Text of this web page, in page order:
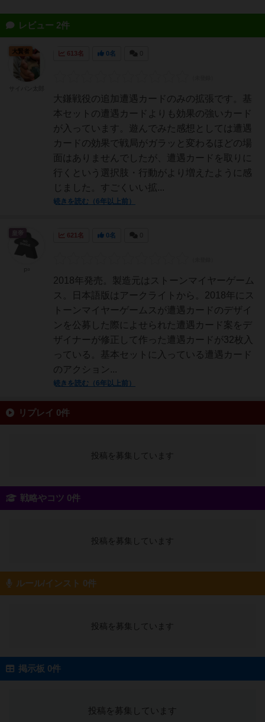
レビュー 2件
613名 0名
大鎌戦役の追加遭遇カードのみの拡張です。基
本セットの遭遇カードよりも効果の強いカード
が入っています。遊んでみた感想としては遭遇
カードの効果で戦局がガラッと変わるほどの場
面はありませんでしたが、遭遇カードを取りに
行くという選択肢・行動がより増えたように感
じました。すごくいい拡...
続きを読む（6年以上前）
大賢者
621名 0名
2018年発売。製造元はストーンマイヤーゲーム
ス。日本語版はアークライトから。2018年にス
トーンマイヤーゲームスが遭遇カードのデザイ
ンを公募した際によせられた遭遇カード案をデ
ザイナーが修正して作った遭遇カードが32枚入
っている。基本セットに入っている遭遇カード
のアクション...
続きを読む（6年以上前）
リプレイ 0件
投稿を募集しています
戦略やコツ 0件
投稿を募集しています
ルール/インスト 0件
投稿を募集しています
掲示板 0件
投稿を募集しています